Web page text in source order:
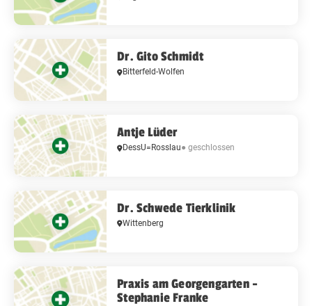
Dr. Gito Schmidt
Bitterfeld-Wolfen
Antje Lüder
DessU=Rosslau● geschlossen
Dr. Schwede Tierklinik
Wittenberg
Praxis am Georgengarten -
Stephanie Franke